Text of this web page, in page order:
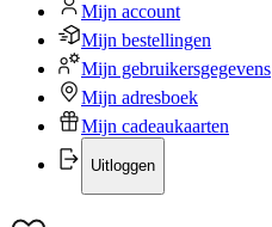
Mijn account
Mijn bestellingen
Mijn gebruikersgegevens
Mijn adresboek
Mijn cadeaukaarten
Uitloggen